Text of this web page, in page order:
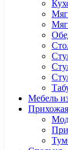
Мебель
Прихожая